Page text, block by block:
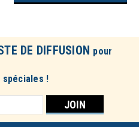
DE DIFFUSION pour
!